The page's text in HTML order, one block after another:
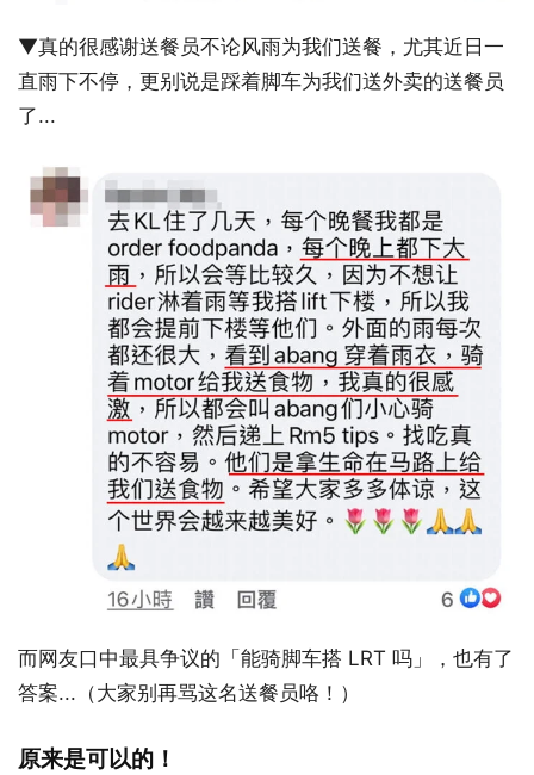
▼真的很感谢送餐员不论风雨为我们送餐，尤其近日一
直雨下不停，更别说是踩着脚车为我们送外卖的送餐员
了...
而网友口中最具争议的「能骑脚车搭 LRT 吗」，也有了
答案...（大家别再骂这名送餐员咯！）
原来是可以的！